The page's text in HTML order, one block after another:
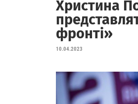
Христина
фронті»
10.04.2023